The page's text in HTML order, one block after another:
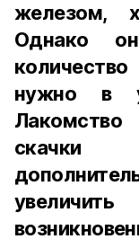
железом,
Однако
нужно в
Лакомство
скачки